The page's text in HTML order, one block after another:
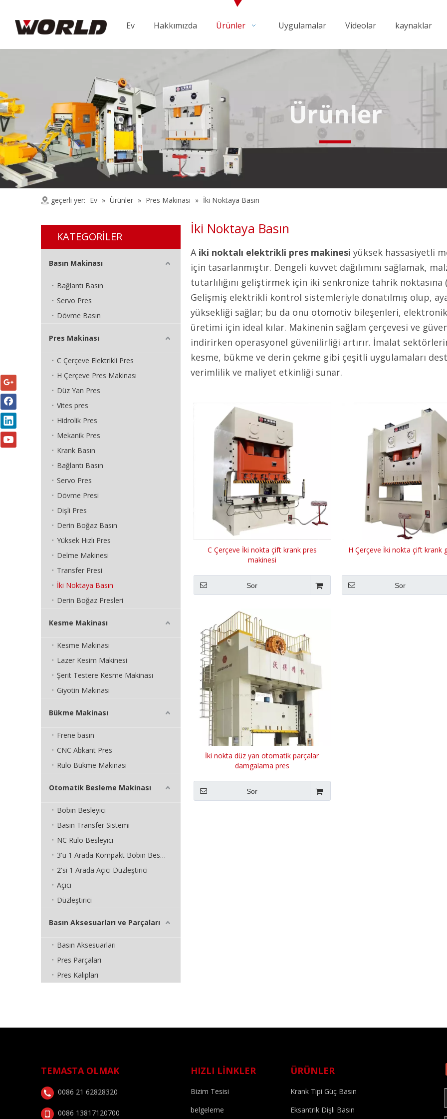
Ev Hakkımızda Ürünler Uygulamalar Videolar kaynaklar
Ürünler
geçerli yer: Ev » Ürünler » Pres Makinası » İki Noktaya Basın
KATEGORİLER
Basın Makinası
Bağlantı Basın
Servo Pres
Dövme Basın
Pres Makinası
C Çerçeve Elektrikli Pres
H Çerçeve Pres Makinası
Düz Yan Pres
Vites pres
Hidrolik Pres
Mekanik Pres
Krank Basın
Bağlantı Basın
Servo Pres
Dövme Presi
Dişli Pres
Derin Boğaz Basın
Yüksek Hızlı Pres
Delme Makinesi
Transfer Presi
İki Noktaya Basın
Derin Boğaz Presleri
Kesme Makinası
Kesme Makinası
Lazer Kesim Makinesi
Şerit Testere Kesme Makinası
Giyotin Makinası
Bükme Makinası
Frene basın
CNC Abkant Pres
Rulo Bükme Makinası
Otomatik Besleme Makinası
Bobin Besleyici
Basın Transfer Sistemi
NC Rulo Besleyici
3'ü 1 Arada Kompakt Bobin Besleyici
2'si 1 Arada Açıcı Düzleştirici
Açıcı
Düzleştirici
Basın Aksesuarları ve Parçaları
Basın Aksesuarları
Pres Parçaları
Pres Kalıpları
İki Noktaya Basın
A iki noktalı elektrikli pres makinesi yüksek hassasiyetli
için tasarlanmıştır. Dengeli kuvvet dağılımını sağlamak,
tutarlılığını geliştirmek için iki senkronize tahrik
Gelişmiş elektrikli kontrol sistemleriyle donatılmış olup,
yüksekliği sağlar; bu da onu otomotiv bileşenleri,
üretimi için ideal kılar. Makinenin sağlam çerçevesi ve
indirirken operasyonel güvenilirliği artırır. İmalat
kesme, bükme ve derin çekme gibi çeşitli uygulamaları
verimlilik ve maliyet etkinliği sunar.
C Çerçeve İki nokta çift krank pres
makinesi
Sor
H Çerçeve İki nokta çift krank
Sor
İki nokta düz yan otomatik parçalar
damgalama pres
Sor
TEMASTA OLMAK
0086 21 62828320
0086 13817120700
HIZLI LİNKLER
Bizim Tesisi
belgeleme
ÜRÜNLER
Krank Tipi Güç Basın
Eksantrik Dişli Basın